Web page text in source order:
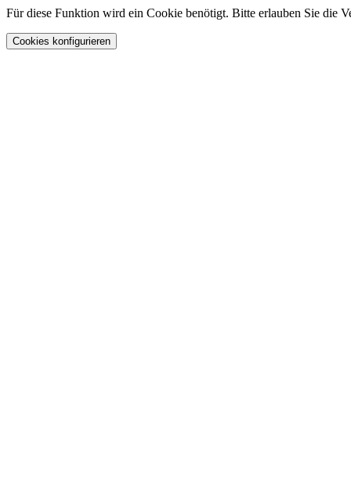
Für diese Funktion wird ein Cookie benötigt. Bitte erlauben Sie die
Cookies konfigurieren